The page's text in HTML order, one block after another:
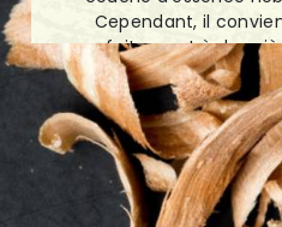
Cependant, il
parfaitement à des
non-humides, comme
chambres.